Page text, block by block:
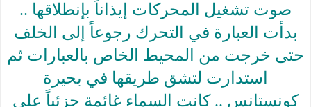
صوت تشغيل المحركات إيذاناً بإنطلاقها ..
بدأت العبارة في التحرك رجوعاً إلى الخلف
حتى خرجت من المحيط الخاص بالعبارات ثم
استدارت لتشق طريقها في بحيرة
كونستانس .. كانت السماء غائمة جزئياً على